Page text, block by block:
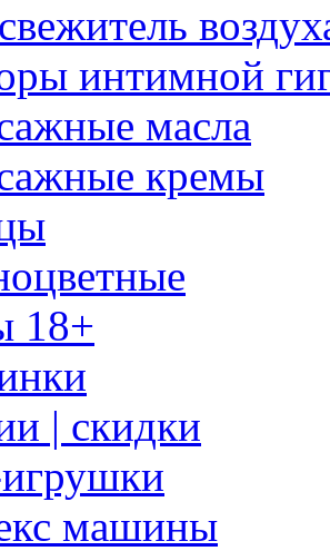
интимной
масла
кремы
18+
| скидки
машины